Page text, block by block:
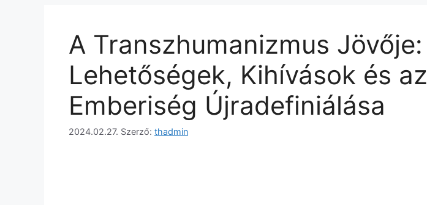
A Transzhumanizmus Jövője:
Lehetőségek, Kihívások és az
Emberiség Újradefiniálása
2024.02.27. Szerző: thadmin